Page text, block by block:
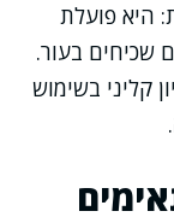
היא פועלת
שכיחים בעור.
קליני בשימוש